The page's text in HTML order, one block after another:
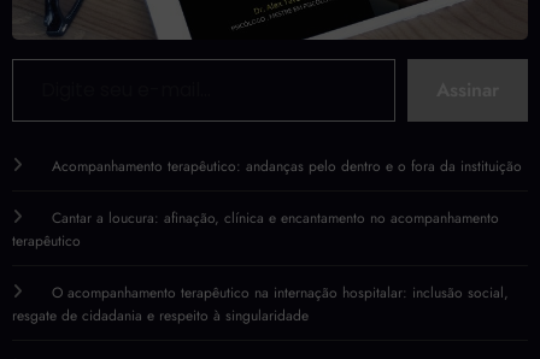
Digite seu e-mail…
Acompanhamento terapêutico: andanças pelo dentro e o fora da instituição
Cantar a loucura: afinação, clínica e encantamento no acompanhamento
terapêutico
O acompanhamento terapêutico na internação hospitalar: inclusão social,
resgate de cidadania e respeito à singularidade